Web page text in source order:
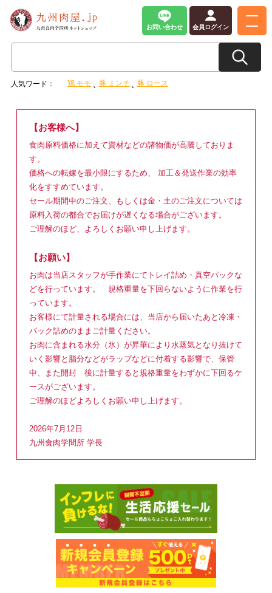
お問い合わせ 会員ログイン
人気ワード： 鶏 モモ 豚 ミンチ 豚 ロース
【お客様へ】
食肉原料価格に加えて資材などの諸物価が高騰しておりま
す。
価格への転嫁を最小限にするため、 加工＆発送作業の効率
化をすすめています。
セール期間中のご注文、もしくは金・土のご注文については
原料入荷の都合でお届けが遅くなる場合がございます。
ご理解のほど、よろしくお願い申し上げます。
【お願い】
お肉は当店スタッフが手作業にてトレイ詰め・真空パックな
どを行っています。 規格重量を下回らないように作業を行
っています。
お客様にて計量される場合には、当店から届いたあと冷凍・
パック詰めのままご計量ください。
お肉に含まれる水分（氷）が昇華により水蒸気となり抜けて
いく影響と脂分などがラップなどに付着する影響で、保管
中、また開封 後に計量すると規格重量をわずかに下回るケ
ースがございます。
ご理解のほどよろしくお願い申し上げます。
2026年7月12日
九州食肉学問所 学長